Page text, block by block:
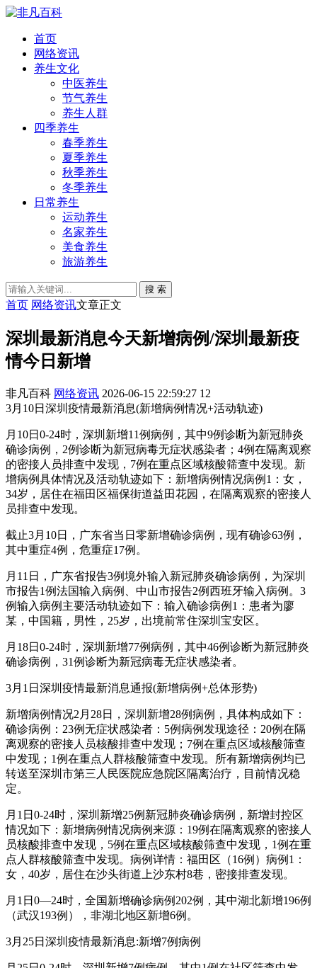
首页
网络资讯
养生文化
中医养生
节气养生
养生人群
四季养生
春季养生
夏季养生
秋季养生
冬季养生
日常养生
运动养生
名家养生
美食养生
旅游养生
搜 索
首页 网络资讯文章正文
深圳最新消息今天新增病例/深圳最新疫
情今日新增
非凡百科 网络资讯 2026-06-15 22:59:27 12
3月10日深圳疫情最新消息(新增病例情况+活动轨迹)
月10日0-24时，深圳新增11例病例，其中9例诊断为新冠肺炎
确诊病例，2例诊断为新冠病毒无症状感染者；4例在隔离观察
的密接人员排查中发现，7例在重点区域核酸筛查中发现。新
增病例具体情况及活动轨迹如下：新增病例情况病例1：女，
34岁，居住在福田区福保街道益田花园，在隔离观察的密接人
员排查中发现。
截止3月10日，广东省当日零新增确诊病例，现有确诊63例，
其中重症4例，危重症17例。
月11日，广东省报告3例境外输入新冠肺炎确诊病例，为深圳
市报告1例法国输入病例、中山市报告2例西班牙输入病例。3
例输入病例主要活动轨迹如下：输入确诊病例1：患者为廖
某，中国籍，男性，25岁，出境前常住深圳宝安区。
月18日0-24时，深圳新增77例病例，其中46例诊断为新冠肺炎
确诊病例，31例诊断为新冠病毒无症状感染者。
3月1日深圳疫情最新消息通报(新增病例+总体形势)
新增病例情况2月28日，深圳新增28例病例，具体构成如下：
确诊病例：23例无症状感染者：5例病例发现途径：20例在隔
离观察的密接人员核酸排查中发现；7例在重点区域核酸筛查
中发现；1例在重点人群核酸筛查中发现。所有新增病例均已
转送至深圳市第三人民医院应急院区隔离治疗，目前情况稳
定。
月1日0-24时，深圳新增25例新冠肺炎确诊病例，新增封控区
情况如下：新增病例情况病例来源：19例在隔离观察的密接人
员核酸排查中发现，5例在重点区域核酸筛查中发现，1例在重
点人群核酸筛查中发现。病例详情：福田区（16例）病例1：
女，40岁，居住在沙头街道上沙东村8巷，密接排查发现。
月1日0—24时，全国新增确诊病例202例，其中湖北新增196例
（武汉193例），非湖北地区新增6例。
3月25日深圳疫情最新消息:新增7例病例